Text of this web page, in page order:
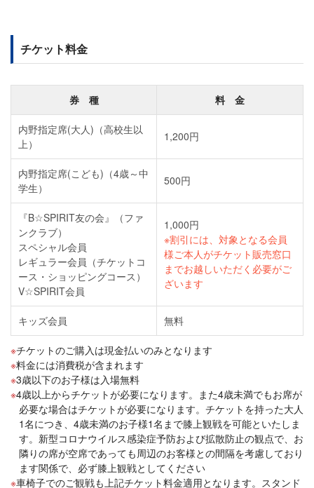
チケット料金
券 種 料 金
内野指定席(大人)（高校生以
上）
1,200円
内野指定席(こども)（4歳～中
学生）
500円
『B☆SPIRIT友の会』（ファ
ンクラブ）
スペシャル会員
レギュラー会員（チケットコ
ース・ショッピングコース）
V☆SPIRIT会員
1,000円
※割引には、対象となる会員
様ご本人がチケット販売窓口
までお越しいただく必要がご
ざいます
キッズ会員 無料
チケットのご購入は現金払いのみとなります
料金には消費税が含まれます
3歳以下のお子様は入場無料
4歳以上からチケットが必要になります。また4歳未満でもお席が
必要な場合はチケットが必要になります。チケットを持った大人
1名につき、4歳未満のお子様1名まで膝上観戦を可能といたしま
す。新型コロナウイルス感染症予防および拡散防止の観点で、お
隣りの席が空席であっても周辺のお客様との間隔を考慮しており
ます関係で、必ず膝上観戦としてください
車椅子でのご観戦も上記チケット料金適用となります。スタンド